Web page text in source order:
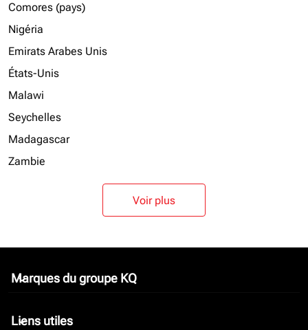
Comores (pays)
Nigéria
Emirats Arabes Unis
États-Unis
Malawi
Seychelles
Madagascar
Zambie
Voir plus
Marques du groupe KQ
keyboard_arrow_down
Liens utiles
keyboard_arrow_down